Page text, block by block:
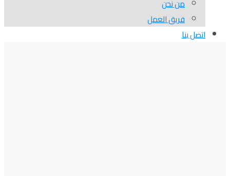
من نحن
فريق العمل
اتصل بنا